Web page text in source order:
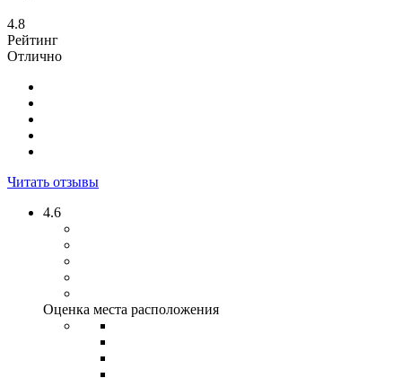
4.8
Рейтинг
Отлично
Читать отзывы
4.6
Оценка места расположения